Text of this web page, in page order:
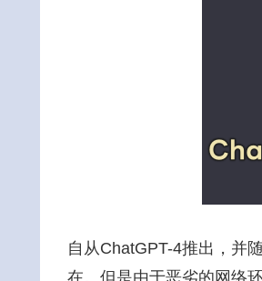
自从ChatGPT-4推出，并